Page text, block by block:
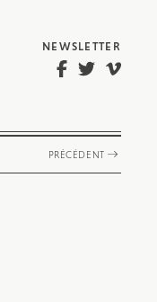
NEWSLETTER
PRÉCÉDENT